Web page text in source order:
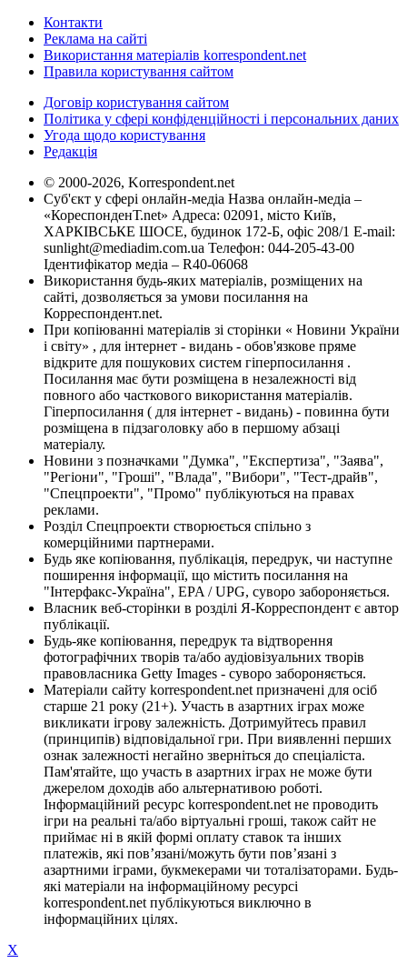
Контакти
Реклама на сайті
Використання матеріалів korrespondent.net
Правила користування сайтом
Договір користування сайтом
Політика у сфері конфіденційності і персональних даних
Угода щодо користування
Редакція
© 2000-2026, Korrespondent.net
Суб'єкт у сфері онлайн-медіа Назва онлайн-медіа –
«КореспонденТ.net» Адреса: 02091, місто Київ,
ХАРКІВСЬКЕ ШОСЕ, будинок 172-Б, офіс 208/1 E-mail:
sunlight@mediadim.com.ua Телефон: 044-205-43-00
Ідентифікатор медіа – R40-06068
Використання будь-яких матеріалів, розміщених на
сайті, дозволяється за умови посилання на
Корреспондент.net.
При копіюванні матеріалів зі сторінки « Новини України
і світу» , для інтернет - видань - обов'язкове пряме
відкрите для пошукових систем гіперпосилання .
Посилання має бути розміщена в незалежності від
повного або часткового використання матеріалів.
Гіперпосилання ( для інтернет - видань) - повинна бути
розміщена в підзаголовку або в першому абзаці
матеріалу.
Новини з позначками "Думка", "Експертиза", "Заява",
"Регіони", "Гроші", "Влада", "Вибори", "Тест-драйв",
"Спецпроекти", "Промо" публікуються на правах
реклами.
Розділ Спецпроекти створюється спільно з
комерційними партнерами.
Будь яке копіювання, публікація, передрук, чи наступне
поширення інформації, що містить посилання на
"Інтерфакс-Україна", EPA / UPG, суворо забороняється.
Власник веб-сторінки в розділі Я-Корреспондент є автор
публікації.
Будь-яке копіювання, передрук та відтворення
фотографічних творів та/або аудіовізуальних творів
правовласника Getty Images - суворо забороняється.
Матеріали сайту korrespondent.net призначені для осіб
старше 21 року (21+). Участь в азартних іграх може
викликати ігрову залежність. Дотримуйтесь правил
(принципів) відповідальної гри. При виявленні перших
ознак залежності негайно зверніться до спеціаліста.
Пам'ятайте, що участь в азартних іграх не може бути
джерелом доходів або альтернативою роботі.
Інформаційний ресурс korrespondent.net не проводить
ігри на реальні та/або віртуальні гроші, також сайт не
приймає ні в якій формі оплату ставок та інших
платежів, які пов’язані/можуть бути пов’язані з
азартними іграми, букмекерами чи тоталізаторами. Будь-
які матеріали на інформаційному ресурсі
korrespondent.net публікуються виключно в
інформаційних цілях.
X